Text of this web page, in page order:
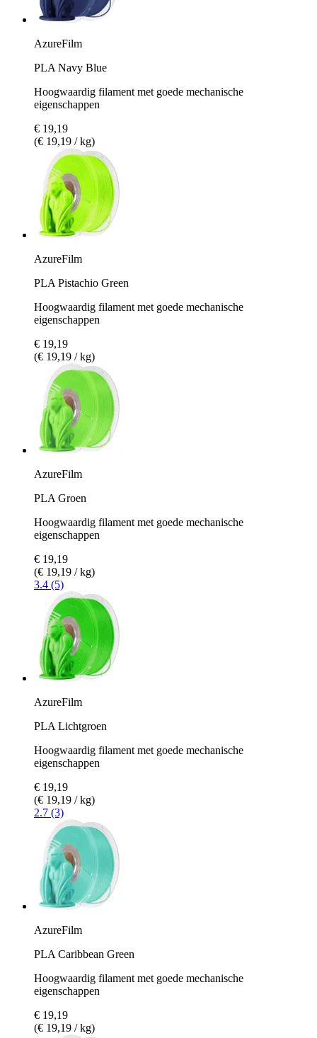
AzureFilm
PLA Navy Blue
Hoogwaardig filament met goede mechanische
eigenschappen
€ 19,19
(€ 19,19 / kg)
AzureFilm
PLA Pistachio Green
Hoogwaardig filament met goede mechanische
eigenschappen
€ 19,19
(€ 19,19 / kg)
AzureFilm
PLA Groen
Hoogwaardig filament met goede mechanische
eigenschappen
€ 19,19
(€ 19,19 / kg)
3.4 (5)
AzureFilm
PLA Lichtgroen
Hoogwaardig filament met goede mechanische
eigenschappen
€ 19,19
(€ 19,19 / kg)
2.7 (3)
AzureFilm
PLA Caribbean Green
Hoogwaardig filament met goede mechanische
eigenschappen
€ 19,19
(€ 19,19 / kg)